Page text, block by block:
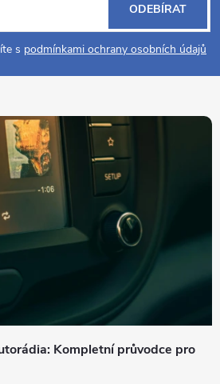
s podmínkami ochrany osobních údajů
ODEBÍRAT
Kompletní průvodce pro